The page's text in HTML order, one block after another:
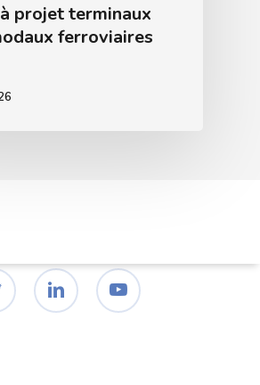
projet terminaux
ferroviaires
linkedin youtube